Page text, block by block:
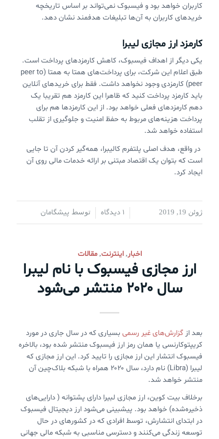
کاربران خواهد بود و فیسبوک نمی‌تواند بر اساس تاریخچه
خریدهای کاربران به آن‌ها تبلیغات هدفمند نشان دهد.
کارمزد ارز مجازی لیبرا
یکی دیگر از اهداف فیسبوک، کاهش کارمزدهای پرداخت است.
طبق اعلام این شرکت، برای پرداخت‌های همتا به همتا (peer to
peer) کارمزدی وجود نخواهد داشت. فقط برای خریدهای آنلاین
باید کارمزد پرداخت کنید که ظاهرا این کارمزد هم تقریبا یک
دهم کارمزدهای فعلی خواهد بود. از این کارمزدها هم برای
پرداخت هزینه‌های مربوط به حفظ امنیت و جلوگیری از تقلب
استفاده خواهد شد.
در واقع، هدف اصلی پلتفرم کالیبرا، همه‌گیر کردن آن تا جایی
است که بتوان یک اقتصاد مبتنی بر ارائه خدمات مالی روی آن
ایجاد کرد.
ژوئن 19, 2019 / 1 دیدگاه توسط پیشگامان
اخبار,اینترنت,مقالات
ارز مجازی فیسبوک با نام لیبرا
سال ۲۰۲۰ منتشر می‌شود
بعد از گزارش‌های غیر رسمیبسیاری که در سال جاری در مورد
کریپتوکارنسی یا همان رمز ارز فیسبوک منتشر شده بود، بالاخره
فیسبوک انتشار این ارز مجازی را تایید کرد. این ارز مجازی که
لیبرا (Libra) نام دارد، سال ۲۰۲۰ همراه با شبکه بلاک‌چین آن
منتشر خواهد شد.
برخلاف بیت کوین، ارز مجازی لبیرا دارای پشتوانه ( دارایی‌های
ذخیره‌شده) خواهد بود. پیشبینی می‌شود ارز دیجیتال فیسبوک
در ابتدای انتشارش، توسط افرادی که در کشورهای در حال
توسعه زندگی می‌کنند و دسترسی مناسبی به شبکه مالی جهانی